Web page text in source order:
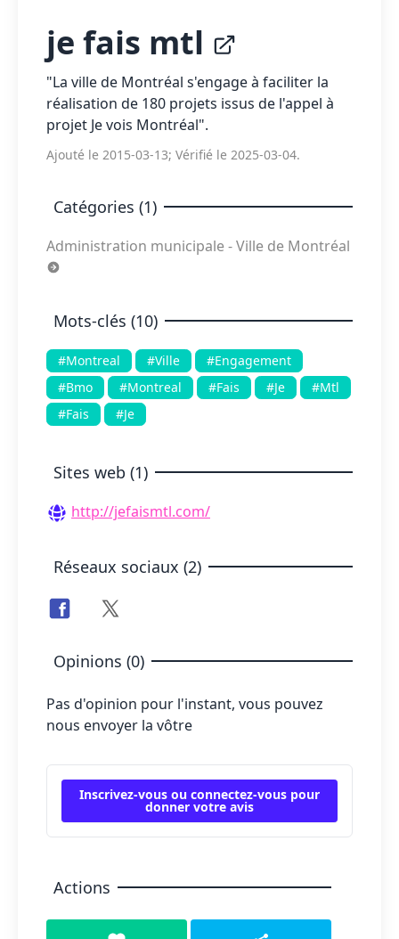
je fais mtl
"La ville de Montréal s'engage à faciliter la
réalisation de 180 projets issus de l'appel à
projet Je vois Montréal".
Ajouté le 2015-03-13; Vérifié le 2025-03-04.
Catégories (1)
Administration municipale - Ville de Montréal
Mots-clés (10)
#Montreal #Ville
#Engagement
#Bmo
#Montreal #Fais #Je
#Mtl
#Fais
#Je
Sites web (1)
http://jefaismtl.com/
Réseaux sociaux (2)
Opinions (0)
Pas d'opinion pour l'instant, vous pouvez
nous envoyer la vôtre
Inscrivez-vous ou connectez-vous pour
donner votre avis
Actions